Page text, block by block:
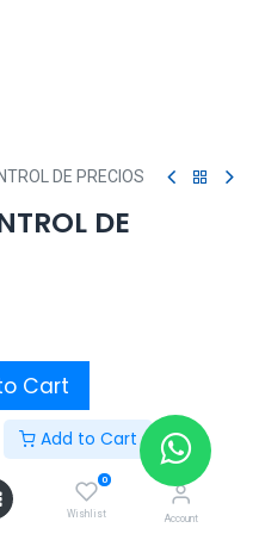
Add to Cart
0
Wishlist Account
DE PRECIOS
DE
Cart